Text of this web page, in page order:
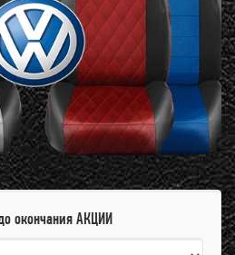
окончания АКЦИИ